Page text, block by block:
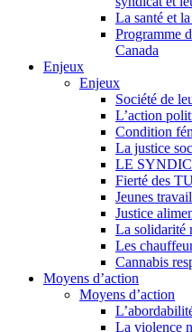
La santé et
Programme
Canada
Enjeux
Enjeux
Société de
L’action
Condition
La justice
LE
Fierté des
Jeunes
Justice
La solidarité
Les
Cannabis
Moyens d’action
Moyens d’action
La violence